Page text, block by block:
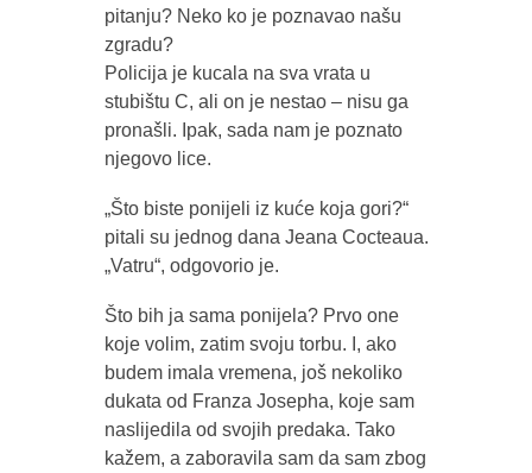
pitanju? Neko ko je poznavao našu
zgradu?
Policija je kucala na sva vrata u
stubištu C, ali on je nestao – nisu ga
pronašli. Ipak, sada nam je poznato
njegovo lice.
„Što biste ponijeli iz kuće koja gori?“
pitali su jednog dana Jeana Cocteaua.
„Vatru“, odgovorio je.
Što bih ja sama ponijela? Prvo one
koje volim, zatim svoju torbu. I, ako
budem imala vremena, još nekoliko
dukata od Franza Josepha, koje sam
naslijedila od svojih predaka. Tako
kažem, a zaboravila sam da sam zbog